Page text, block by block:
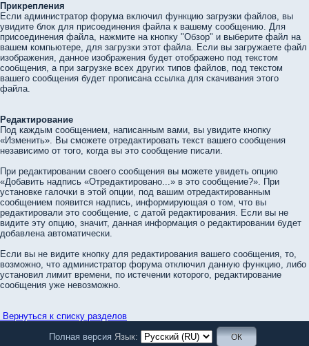
Прикрепления
Если администратор форума включил функцию загрузки файлов, вы
увидите блок для присоединения файла к вашему сообщению. Для
присоединения файла, нажмите на кнопку "Обзор" и выберите файл на
вашем компьютере, для загрузки этот файла. Если вы загружаете файл
изображения, данное изображения будет отображено под текстом
сообщения, а при загрузке всех других типов файлов, под текстом
вашего сообщения будет прописана ссылка для скачивания этого
файла.
Редактирование
Под каждым сообщением, написанным вами, вы увидите кнопку
«Изменить». Вы сможете отредактировать текст вашего сообщения
независимо от того, когда вы это сообщение писали.
При редактировании своего сообщения вы можете увидеть опцию
«Добавить надпись «Отредактировано...» в это сообщение?». При
установке галочки в этой опции, под вашим отредактированным
сообщением появится надпись, информирующая о том, что вы
редактировали это сообщение, с датой редактирования. Если вы не
видите эту опцию, значит, данная информация о редактировании будет
добавлена автоматически.
Если вы не видите кнопку для редактирования вашего сообщения, то,
возможно, что администратор форума отключил данную функцию, либо
установил лимит времени, по истечении которого, редактирование
сообщения уже невозможно.
Вернуться к списку разделов
Полная версия Язык: